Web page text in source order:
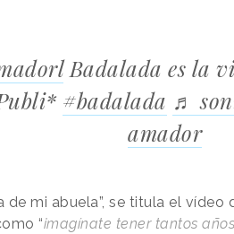
Badalada es la
#badalada ♬
amador
de mi abuela”, se titula el vídeo
“imagínate tener tantos